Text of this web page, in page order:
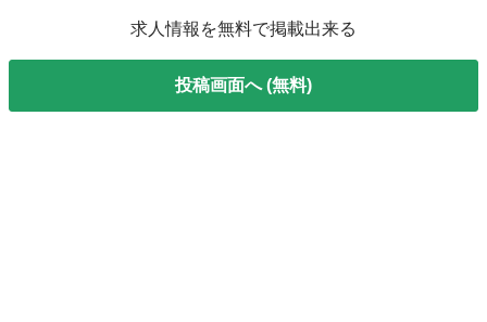
求人情報を無料で掲載出来る
投稿画面へ (無料)